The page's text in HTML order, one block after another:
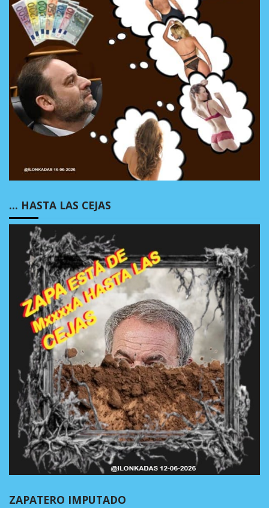
… HASTA LAS CEJAS
ZAPATERO IMPUTADO